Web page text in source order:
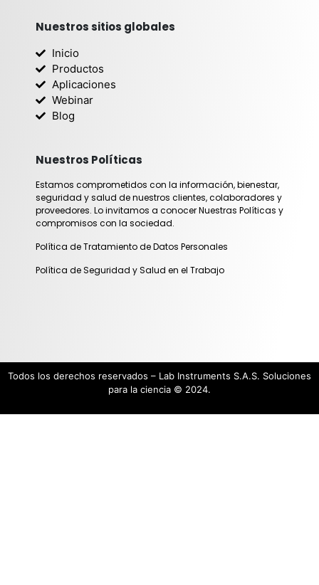
t
a
g
r
a
m
k
e
d
i
n
Nuestros sitios globales
Inicio
Productos
Aplicaciones
Webinar
Blog
Nuestros Políticas
Estamos comprometidos con la información, bienestar,
seguridad y salud de nuestros clientes, colaboradores y
proveedores. Lo invitamos a conocer Nuestras Políticas y
compromisos con la sociedad.
Política de Tratamiento de Datos Personales
Política de Seguridad y Salud en el Trabajo
Todos los derechos reservados – Lab Instruments S.A.S. Soluciones
para la ciencia © 2024.